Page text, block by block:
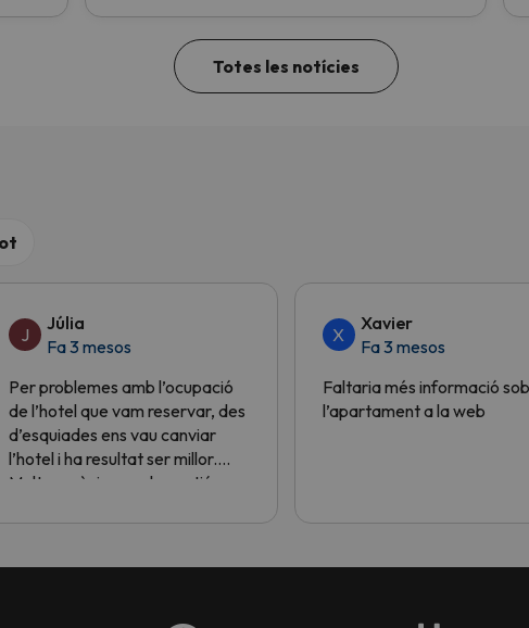
Totes les notícies
J
Júlia
Fa 3 mesos
Per problemes amb l’ocupació
de l’hotel que vam reservar, des
d’esquiades ens vau canviar
l’hotel i ha resultat ser millor.
Moltes gràcies per la gestió.
X
Xavier
Fa 3 mesos
Faltaria més informació
l’apartament a la web